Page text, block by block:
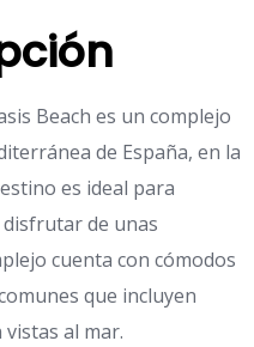
Beach es un complejo
de España, en la
es ideal para
de unas
cuenta con cómodos
que incluyen
al mar.